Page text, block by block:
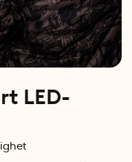
LED-